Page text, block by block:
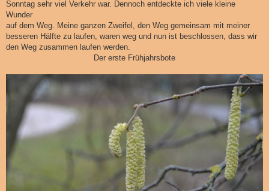
Sonntag sehr viel Verkehr war. Dennoch entdeckte ich viele kleine
Wunder
auf dem Weg. Meine ganzen Zweifel, den Weg gemeinsam mit meiner
besseren Hälfte zu laufen, waren weg und nun ist beschlossen, dass wir
den Weg zusammen laufen werden.
Der erste Frühjahrsbote